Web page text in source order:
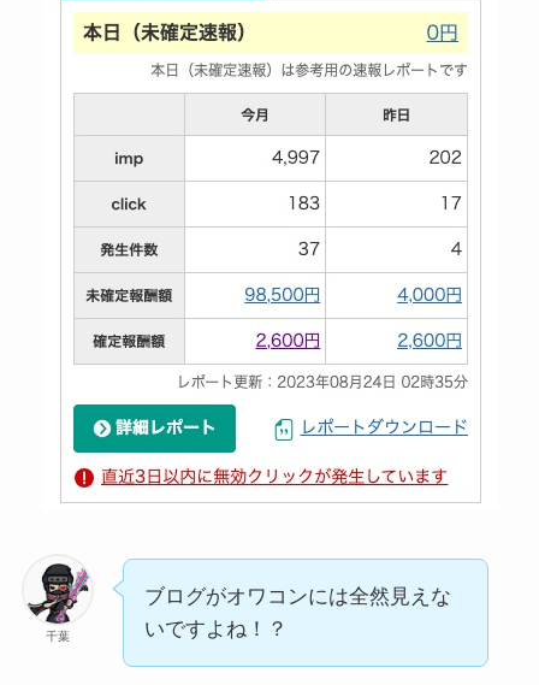
千葉
ブログがオワコンには全然見えな
いですよね！？